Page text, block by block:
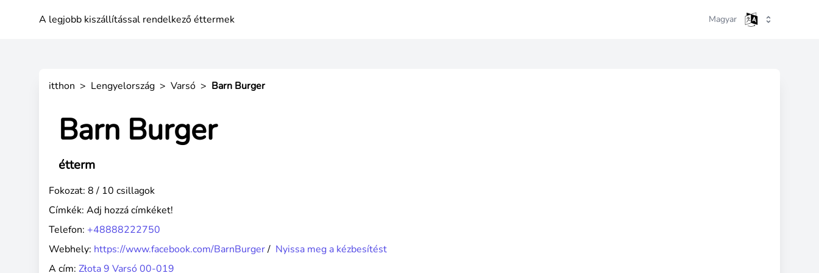
A legjobb kiszállítással rendelkező éttermek Magyar
itthon > Lengyelország > Varsó > Barn Burger
Barn Burger
étterm
Fokozat: 8 / 10 csillagok
Címkék: Adj hozzá címkéket!
Telefon: +48888222750
Webhely: https://www.facebook.com/BarnBurger/ Nyissa meg a kézbesítést
A cím: Złota 9 Varsó 00-019